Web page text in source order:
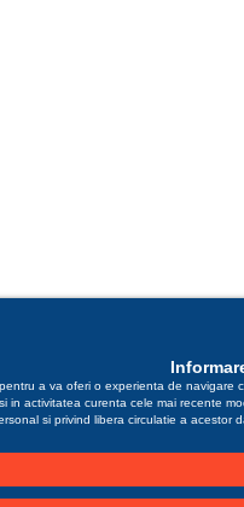
a va oferi o experienta de navigare
in activitatea curenta cele mai recente
si privind libera circulatie a acestor